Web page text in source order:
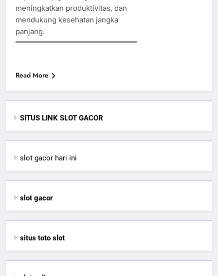
meningkatkan produktivitas, dan
mendukung kesehatan jangka
panjang.
Read More
SITUS LINK SLOT GACOR
slot gacor hari ini
slot gacor
situs toto slot